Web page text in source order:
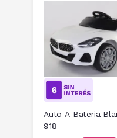
Auto A Bateria
918